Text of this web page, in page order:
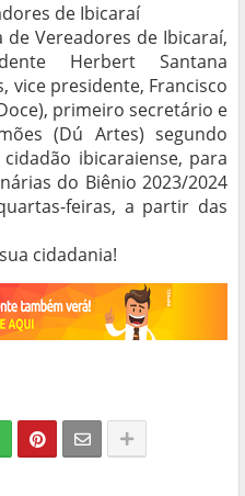
de Ibicaraí
Vereadores de Ibicaraí,
Herbert Santana
vice presidente, Francisco
primeiro secretário e
(Dú Artes) segundo
ibicaraiense, para
do Biênio 2023/2024
feiras, a partir das
cidadania!